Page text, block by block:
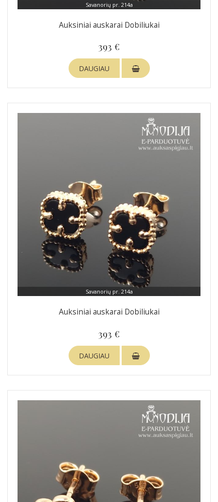
Savanorių pr. 214a
Auksiniai auskarai Dobiliukai
393 €
DAUGIAU
Savanorių pr. 214a
Auksiniai auskarai Dobiliukai
393 €
DAUGIAU